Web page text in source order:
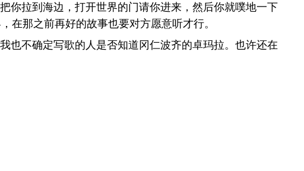
你拉到海边，打开世界的门请你进来，然后你就噗地一下
那之前再好的故事也要对方愿意听才行。
也不确定写歌的人是否知道冈仁波齐的卓玛拉。也许还在